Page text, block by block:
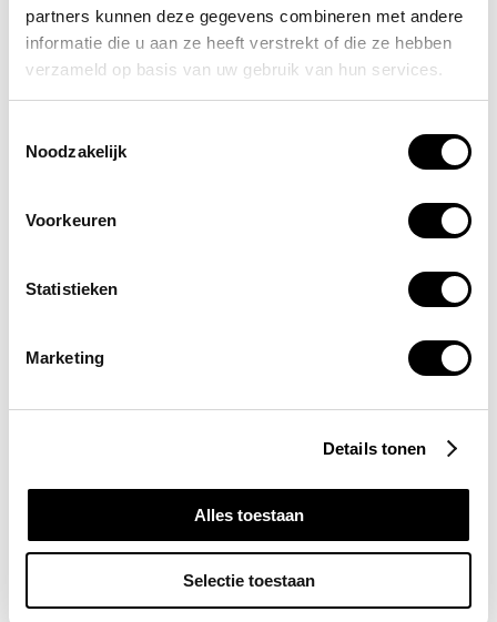
partners kunnen deze gegevens combineren met andere
informatie die u aan ze heeft verstrekt of die ze hebben
verzameld op basis van uw gebruik van hun services.
Noodzakelijk
Voorkeuren
Statistieken
Marketing
Details tonen
Alles toestaan
Selectie toestaan
Disciplines
Randweg-Zuid 11
Ma-Vrij: 08:00 - 17:00 uur
Onderdeel van DES Group
© 2026 Valkenaars Elektrotechniek